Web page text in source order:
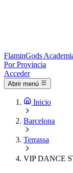
FlaminGods
Por Provincia
Acceder
Abrir menú
Inicio
Barcelona
Terrassa
VIP DANCE